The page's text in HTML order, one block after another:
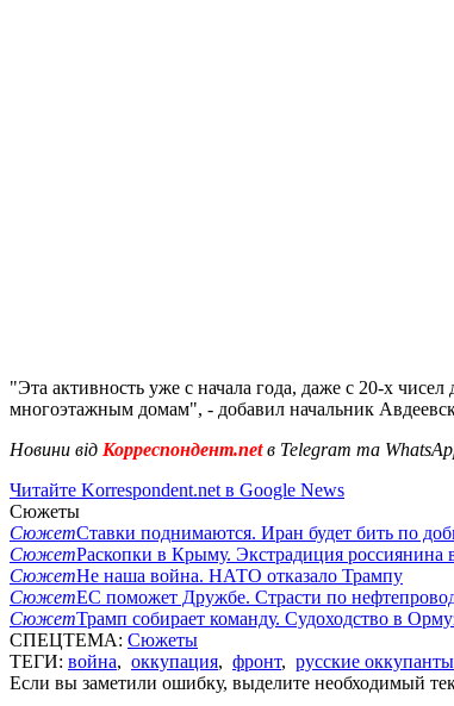
"Эта активность уже с начала года, даже с 20-х
многоэтажным домам", - добавил начальник
Новини від Корреспондент.netв Telegram та
Читайте Korrespondent.net в Google News
Сюжеты
СюжетСтавки поднимаются. Иран будет бить по
СюжетРаскопки в Крыму. Экстрадиция россиянина
СюжетНе наша война. НАТО отказало Трампу
СюжетЕС поможет Дружбе. Страсти по
СюжетТрамп собирает команду. Судоходство в
СПЕЦТЕМА: Сюжеты
ТЕГИ: война, оккупация, фронт, русские оккупанты
Если вы заметили ошибку, выделите необходимый